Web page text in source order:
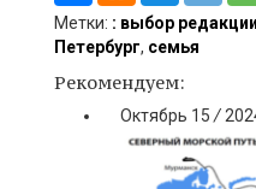
Метки: : выбор редакции
Петербург, семья
Рекомендуем:
Октябрь 15/